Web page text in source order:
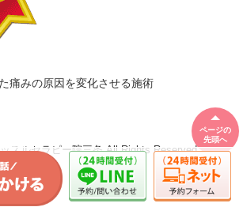
ページの
先頭へ
痛みの原因を変化させる施術
スルセラピー院三条 All Rights Reserved.